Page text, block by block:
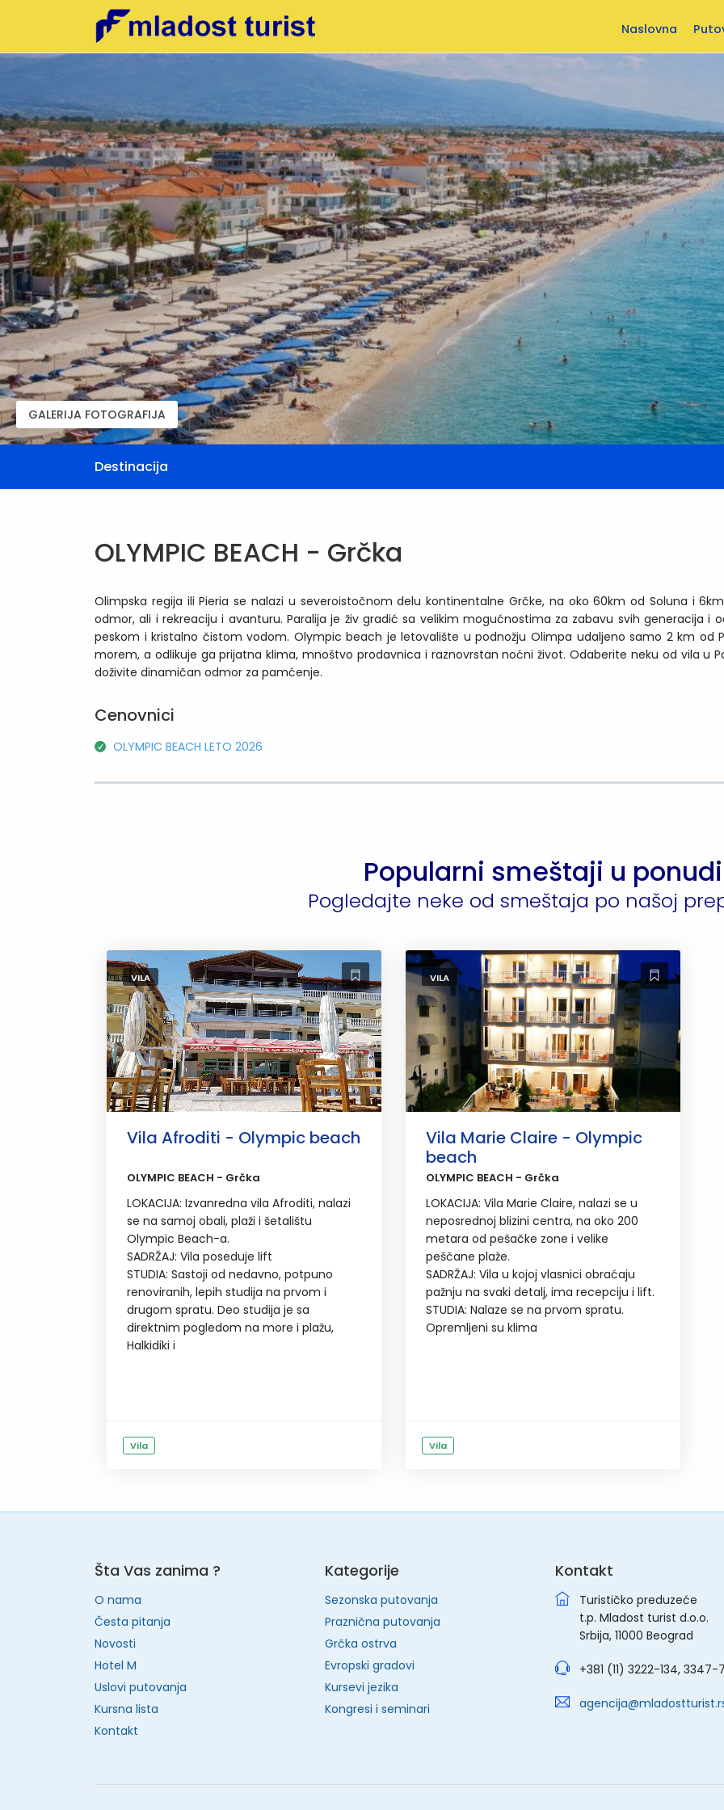
GALERIJA FOTOGRAFIJA
Destinacija
OLYMPIC BEACH - Grčka
Olimpska regija ili Pieria se nalazi u severoistočnom delu kontinentalne Grčke, na oko 60km od Soluna i
odmor, ali i rekreaciju i avanturu. Paralija je živ gradić sa velikim mogućnostima za zabavu svih generacija i
peskom i kristalno čistom vodom. Olympic beach je letovalište u podnožju Olimpa udaljeno samo 2 km od
morem, a odlikuje ga prijatna klima, mnoštvo prodavnica i raznovrstan noćni život. Odaberite neku od vila u
doživite dinamičan odmor za pamćenje.
Cenovnici
OLYMPIC BEACH LETO 2026
Popularni smeštaji u ponudi
Pogledajte neke od smeštaja po našoj
VILA
Vila Afroditi - Olympic beach
OLYMPIC BEACH - Grčka
LOKACIJA: Izvanredna vila Afroditi, nalazi
se na samoj obali, plaži i šetalištu
Olympic Beach-a.
SADRŽAJ: Vila poseduje lift
STUDIA: Sastoji od nedavno, potpuno
renoviranih, lepih studija na prvom i
drugom spratu. Deo studija je sa
direktnim pogledom na more i plažu,
Halkidiki i
Vila
VILA
Vila Marie Claire - Olympic
beach
OLYMPIC BEACH - Grčka
LOKACIJA: Vila Marie Claire, nalazi se u
neposrednoj blizini centra, na oko 200
metara od pešačke zone i velike
peščane plaže.
SADRŽAJ: Vila u kojoj vlasnici obraćaju
pažnju na svaki detalj, ima recepciju i lift.
STUDIA: Nalaze se na prvom spratu.
Opremljeni su klima
Vila
Šta Vas zanima ?
O nama
Česta pitanja
Novosti
Hotel M
Uslovi putovanja
Kursna lista
Kontakt
Kategorije
Sezonska putovanja
Praznična putovanja
Grčka ostrva
Evropski gradovi
Kursevi jezika
Kongresi i seminari
Kontakt
Turističko preduzeće
t.p. Mladost turist d.o.o.
Srbija, 11000 Beograd
+381 (11) 3222-134, 3347-
Naslovna